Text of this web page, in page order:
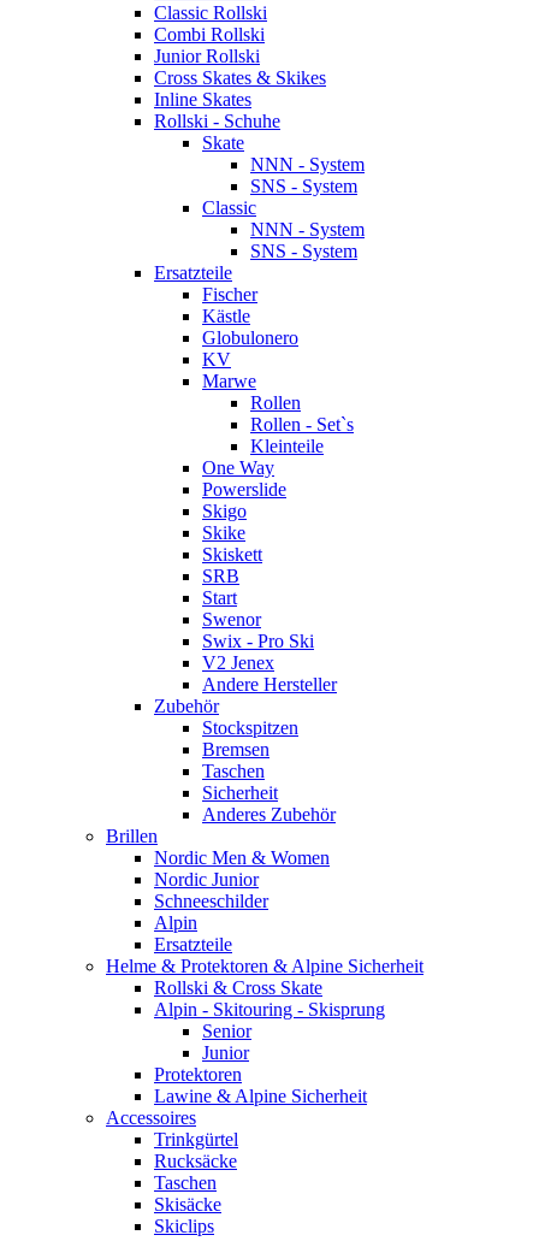
Classic Rollski
Combi Rollski
Junior Rollski
Cross Skates & Skikes
Inline Skates
Rollski - Schuhe
Skate
NNN - System
SNS - System
Classic
NNN - System
SNS - System
Ersatzteile
Fischer
Kästle
Globulonero
KV
Marwe
Rollen
Rollen - Set`s
Kleinteile
One Way
Powerslide
Skigo
Skike
Skiskett
SRB
Start
Swenor
Swix - Pro Ski
V2 Jenex
Andere Hersteller
Zubehör
Stockspitzen
Bremsen
Taschen
Sicherheit
Anderes Zubehör
Brillen
Nordic Men & Women
Nordic Junior
Schneeschilder
Alpin
Ersatzteile
Helme & Protektoren & Alpine Sicherheit
Rollski & Cross Skate
Alpin - Skitouring - Skisprung
Senior
Junior
Protektoren
Lawine & Alpine Sicherheit
Accessoires
Trinkgürtel
Rucksäcke
Taschen
Skisäcke
Skiclips